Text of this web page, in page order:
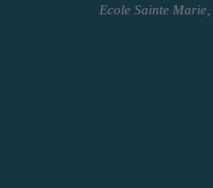
Ecole Sainte